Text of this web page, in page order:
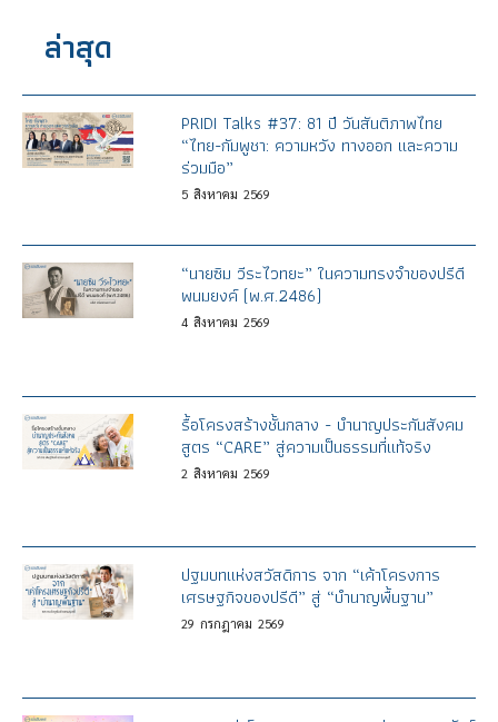
ล่าสุด
PRIDI Talks #37: 81 ปี วันสันติภาพไทย
“ไทย-กัมพูชา: ความหวัง ทางออก และความ
ร่วมมือ”
5 สิงหาคม 2569
“นายซิม วีระไวทยะ” ในความทรงจำของปรีดี
พนมยงค์ (พ.ศ.2486)
4 สิงหาคม 2569
รื้อโครงสร้างชั้นกลาง - บำนาญประกันสังคม
สูตร “CARE” สู่ความเป็นธรรมที่แท้จริง
2 สิงหาคม 2569
ปฐมบทแห่งสวัสดิการ จาก “เค้าโครงการ
เศรษฐกิจของปรีดี” สู่ “บำนาญพื้นฐาน”
29 กรกฎาคม 2569